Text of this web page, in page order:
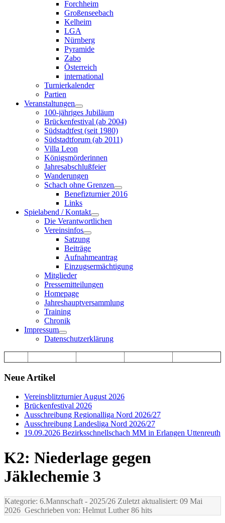
Forchheim
Großenseebach
Kelheim
LGA
Nürnberg
Pyramide
Zabo
Österreich
international
Turnierkalender
Partien
Veranstaltungen
100-jähriges Jubiläum
Brückenfestival (ab 2004)
Südstadtfest (seit 1980)
Südstadtforum (ab 2011)
Villa Leon
Königsmörderinnen
Jahresabschlußfeier
Wanderungen
Schach ohne Grenzen
Benefizturnier 2016
Links
Spielabend / Kontakt
Die Verantwortlichen
Vereinsinfos
Satzung
Beiträge
Aufnahmeantrag
Einzugsermächtigung
Mitglieder
Pressemitteilungen
Homepage
Jahreshauptversammlung
Training
Chronik
Impressum
Datenschutzerklärung
Neue Artikel
Vereinsblitzturnier August 2026
Brückenfestival 2026
Ausschreibung Regionalliga Nord 2026/27
Ausschreibung Landesliga Nord 2026/27
19.09.2026 Bezirksschnellschach MM in Erlangen Uttenreuth
K2: Niederlage gegen
Jäklechemie 3
Kategorie: 6.Mannschaft - 2025/26 Zuletzt aktualisiert: 09 Mai
2026 Geschrieben von: Helmut Luther86 hits